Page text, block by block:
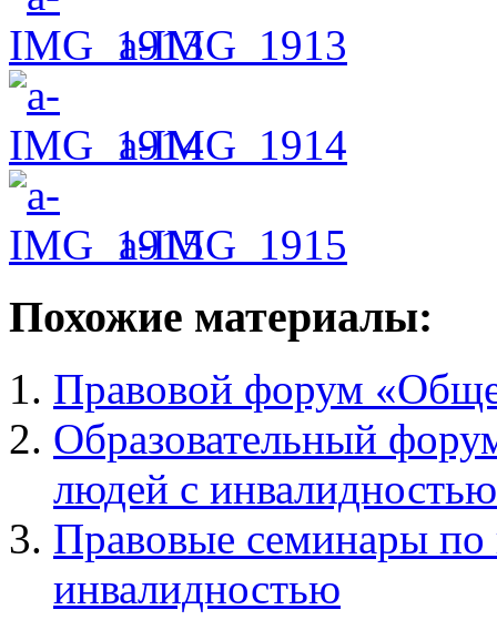
a-IMG_1913
a-IMG_1914
a-IMG_1915
Похожие материалы:
Правовой форум
Образовательный
людей с
Правовые семинары
инвалидностью